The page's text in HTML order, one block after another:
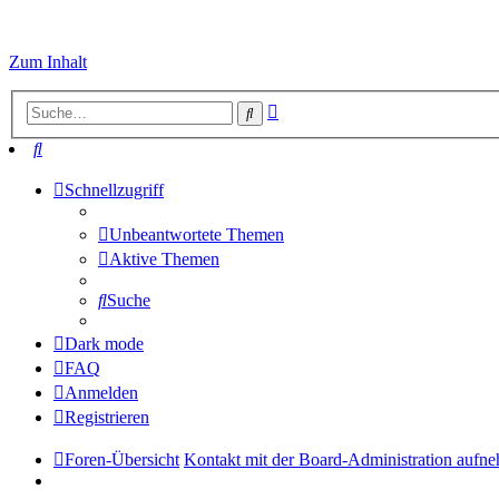
Zum Inhalt
Suche
Suche
Schnellzugriff
Unbeantwortete Themen
Aktive Themen
Suche
Dark mode
FAQ
Anmelden
Registrieren
Foren-Übersicht Kontakt mit der Board-Administration